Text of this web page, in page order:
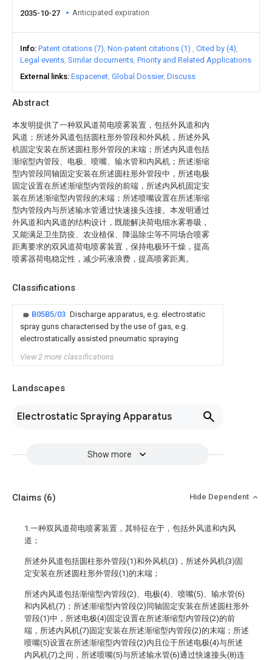
Abstract
本发明提供了一种双风道荷电喷雾装置，包括外风道和内
风道；所述外风道包括圆柱形外管段和外风机，所述外风
机固定安装在所述圆柱形外管段的末端；所述内风道包括
渐缩型内管段、电极、喷嘴、输水管和内风机；所述渐缩
型内管段同轴固定安装在所述圆柱形外管段中，所述电极
固定设置在所述渐缩型内管段的前端，所述内风机固定安
装在所述渐缩型内管段的末端；所述喷嘴设置在所述渐缩
型内管段内与所述输水管通过快速接头连接。本发明通过
外风道和内风道的结构设计，既能解决荷电细水雾卷吸，
又能满足卫生防疫、农业植保、降温除尘等不同场合喷雾
距离要求的双风道荷电喷雾装置，保持电极环干燥，提高
喷雾器荷电稳定性，减少药液浪费，提高喷雾距离。
Classifications
B05B5/03 Discharge apparatus, e.g. electrostatic
spray guns characterised by the use of gas, e.g.
electrostatically assisted pneumatic spraying
View 2 more classifications
Landscapes
Electrostatic Spraying Apparatus
Show more
2035-10-27 Anticipated expiration
Info Patent citations (7) Non-patent citations (1)
Cited by (4)
Legal events Similar documents Priority and Related Applications
External links Espacenet Global Dossier Discuss
Claims (6) Hide Dependent
1.一种双风道荷电喷雾装置，其特征在于，包括外风道和内风
道；
所述外风道包括圆柱形外管段(1)和外风机(3)，所述外风机(3)固
定安装在所述圆柱形外管段(1)的末端；
所述内风道包括渐缩型内管段(2)、电极(4)、喷嘴(5)、输水管(6)
和内风机(7)；所述渐缩型内管段(2)同轴固定安装在所述圆柱形外
管段(1)中，所述电极(4)固定设置在所述渐缩型内管段(2)的前
端，所述内风机(7)固定安装在所述渐缩型内管段(2)的末端；所述
喷嘴(5)设置在所述渐缩型内管段(2)内且位于所述电极(4)与所述
内风机(7)之间，所述喷嘴(5)与所述输水管(6)通过快速接头(8)连